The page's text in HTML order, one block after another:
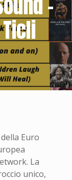
Euro
La
unico,